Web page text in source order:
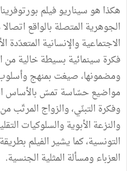
هكذا هو سيناريو فيلم
الجوهرية المتصلة بالواقع
الاجتماعية والإنسانية المتعدّدة
فكرة سينمائية بسيطة خالية من
ومضمونها، صيغت بمنهج
مواضيع حسّاسة تمسّ بالأساس
وفكرة التبنّي، والزواج المرتّب
والنزعة الأبوية والسلوكيات
التونسية، كما يشير الفيلم
العزباء ومسألة المثلية الجنسية.